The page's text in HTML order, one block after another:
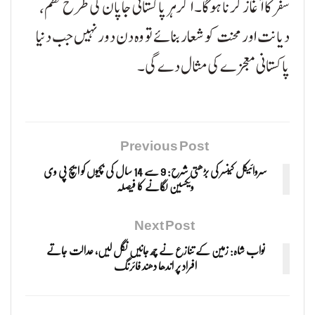
سفر کا آغاز کرنا ہوگا۔ اگر ہر پاکستانی جاپان کی طرح نظم،
دیانت اور محنت کو شعار بنائے تو وہ دن دور نہیں جب دنیا
پاکستانی معجزے کی مثال دے گی۔
Previous Post
سروائیکل کینسر کی بڑھتی شرح: 9 سے 14 سال کی بچیوں کو ایچ پی وی
ویکسین لگانے کا فیصلہ
Next Post
نواب شاہ: زمین کے تنازع نے چھ جانیں نگل لیں، عدالت جاتے
افراد پر اندھا دھند فائرنگ